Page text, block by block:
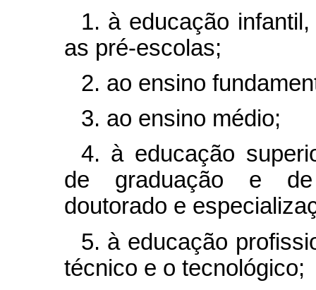
1. à educação
as pré-escolas;
2. ao ensino
3. ao ensino médio;
4. à educação
de graduação e de
doutorado e
5. à educação
técnico e o tecnológico;